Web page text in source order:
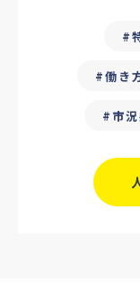
#フリー
#雇用
#人材の
#戦略人事
#働き方改革
働き
市